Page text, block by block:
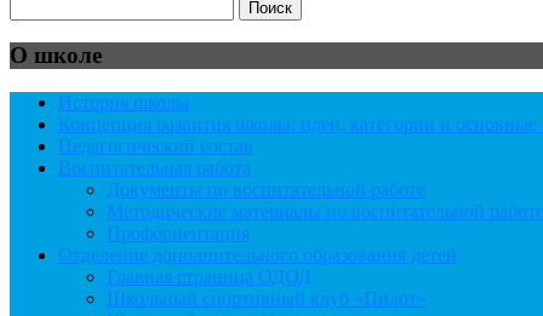
О школе
История школы
Концепция развития школы: идеи, категории и
Педагогический состав
Воспитательная работа
Документы по воспитательной работе
Методические материалы по воспитательной работе
Профориентация
Отделение дополнительного образования детей
Главная страница ОДОД
Школьный спортивный клуб «Пилот»